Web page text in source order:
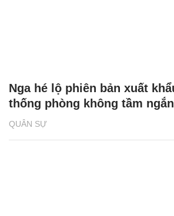
QUÂN SỰ
Nga hé lộ phiên bản xuất
thống phòng không tầm